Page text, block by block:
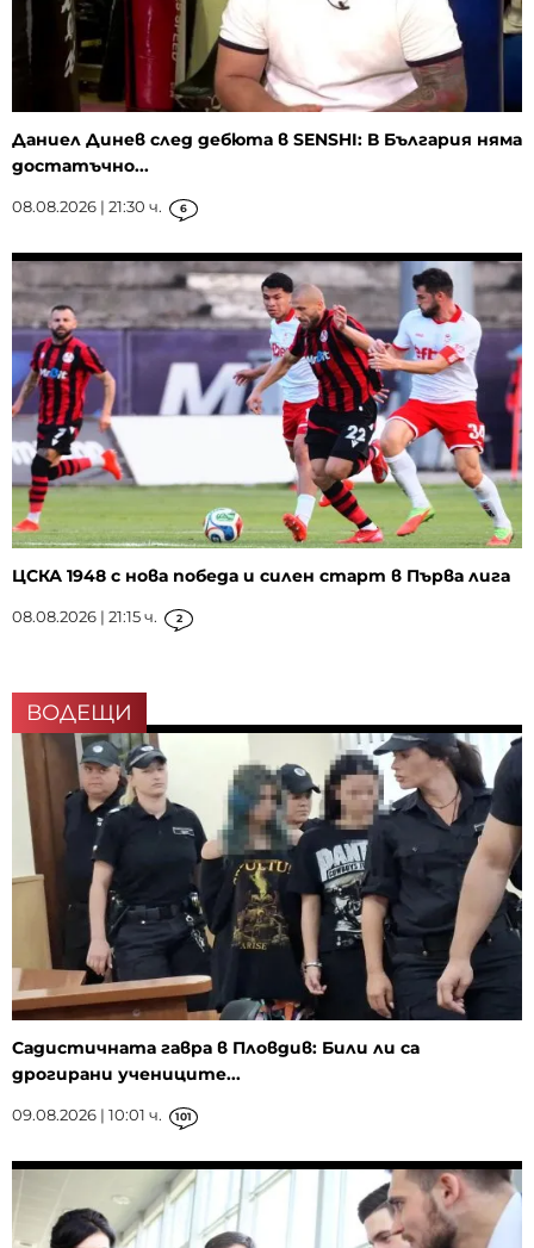
Даниел Динев след дебюта в SENSHI: В България няма
достатъчно...
08.08.2026 | 21:30 ч. 6
ЦСКА 1948 с нова победа и силен старт в Първа лига
08.08.2026 | 21:15 ч. 2
ВОДЕЩИ
Садистичната гавра в Пловдив: Били ли са
дрогирани учениците...
09.08.2026 | 10:01 ч. 101